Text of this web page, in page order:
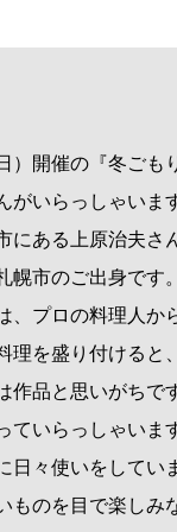
）開催の『冬ごも
がいらっしゃいま
にある上原治夫さ
幌市のご出身です。
、プロの料理人か
理を盛り付けると
作品と思いがちで
ていらっしゃいま
日々使いをしてい
ものを目で楽しみ